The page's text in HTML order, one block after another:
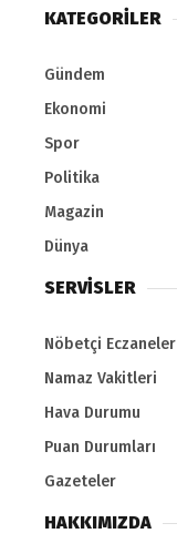
KATEGORİLER
Gündem
Ekonomi
Spor
Politika
Magazin
Dünya
SERVİSLER
Nöbetçi Eczaneler
Namaz Vakitleri
Hava Durumu
Puan Durumları
Gazeteler
HAKKIMIZDA